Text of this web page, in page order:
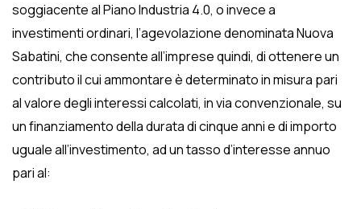
soggiacente al Piano Industria 4.0, o invece a
investimenti ordinari, l’agevolazione denominata Nuova
Sabatini, che consente all’imprese quindi, di ottenere un
contributo il cui ammontare è determinato in misura pari
al valore degli interessi calcolati, in via convenzionale, su
un finanziamento della durata di cinque anni e di importo
uguale all’investimento, ad un tasso d’interesse annuo
pari al: